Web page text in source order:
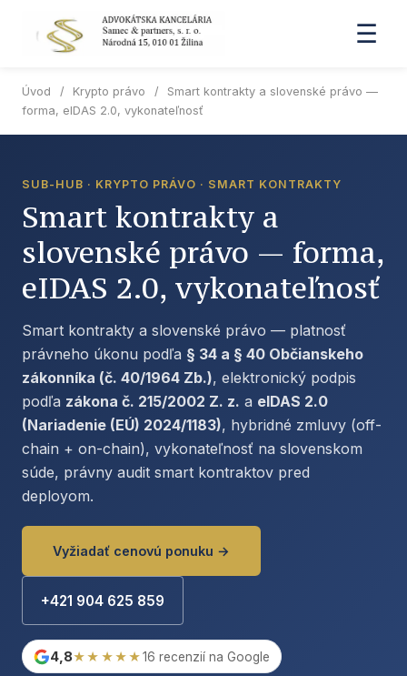
☰
Úvod / Krypto právo /
Smart kontrakty a slovenské právo —
forma, eIDAS 2.0, vykonateľnosť
SUB-HUB · KRYPTO PRÁVO · SMART KONTRAKTY
Smart kontrakty a
slovenské právo — forma,
eIDAS 2.0, vykonateľnosť
Smart kontrakty a slovenské právo — platnosť
právneho úkonu podľa § 34 a § 40 Občianskeho
zákonníka (č. 40/1964 Zb.), elektronický podpis
podľa zákona č. 215/2002 Z. z. a eIDAS 2.0
(Nariadenie (EÚ) 2024/1183), hybridné zmluvy (off-
chain + on-chain), vykonateľnosť na slovenskom
súde, právny audit smart kontraktov pred
deployom.
Vyžiadať cenovú ponuku →
+421 904 625 859
4,8★★★★★16 recenzií na Google